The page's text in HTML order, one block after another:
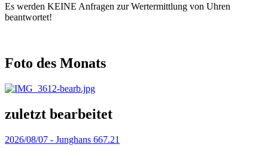
Es werden KEINE Anfragen zur Wertermittlung von Uhren
beantwortet!
Foto des Monats
zuletzt bearbeitet
2026/08/07 - Junghans 667.21